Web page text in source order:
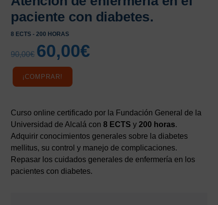
paciente con diabetes.
8 ECTS - 200 HORAS
90,00€
El
precio
60,00€
¡COMPRAR!
Curso online certificado por la Fundación General de la
Universidad de Alcalá con8 ECTS y200 horas.
Adquirir conocimientos generales sobre la diabetes
mellitus, su control y manejo de complicaciones.
Repasar los cuidados generales de enfermería en los
pacientes con diabetes.